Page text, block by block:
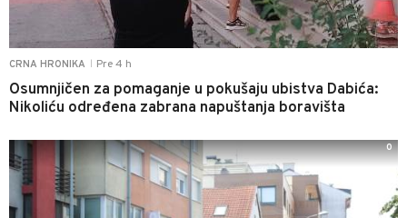
CRNA HRONIKA Pre 4 h
Osumnjičen za pomaganje u pokušaju ubistva Dabića:
Nikoliću određena zabrana napuštanja boravišta
0